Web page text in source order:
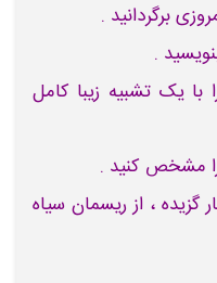
با یک تشبیه زیبا کامل
گزیده ، از ریسمان سیاه